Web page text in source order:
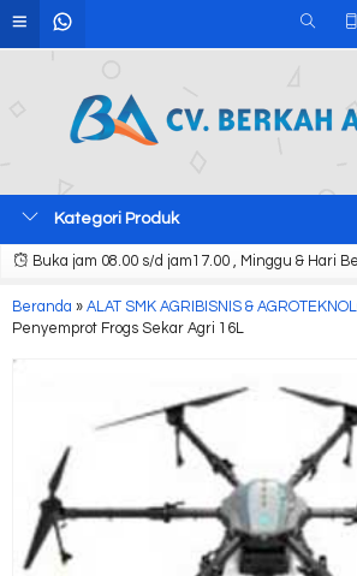
Kategori Produk
Buka jam 08.00 s/d jam17.00 , Minggu & Hari
Beranda » ALAT SMK AGRIBISNIS &
Penyemprot Frogs Sekar Agri 16L